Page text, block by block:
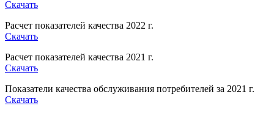
Скачать
Расчет показателей качества 2022 г.
Скачать
Расчет показателей качества 2021 г.
Скачать
Показатели качества обслуживания потребителей за 2021 г.
Скачать